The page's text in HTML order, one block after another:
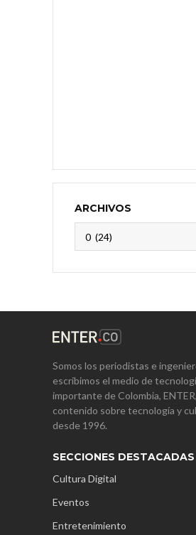
ARCHIVOS
Somos los periodistas e
escribimos el medio de
importante de Colombia,
contenido sobre tecnología y
desde 1996.
SECCIONES DESTACADAS
Cultura Digital
Eventos
Entretenimiento